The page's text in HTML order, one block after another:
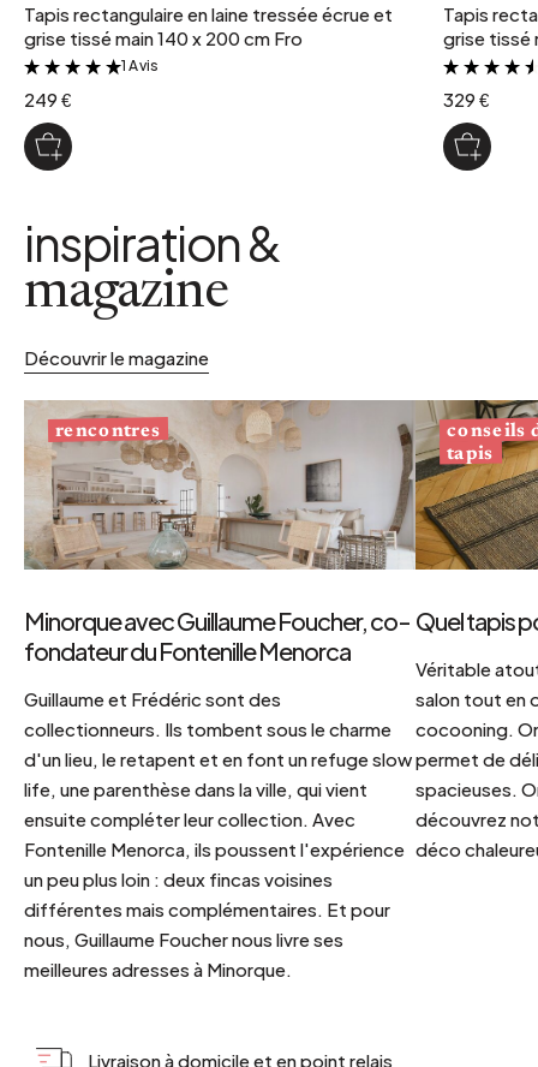
Tapis rectangulaire en laine tressée écrue et
grise tissé main 140 x 200 cm Fro
&
1 Avis
249 €
Tapis
grise tissé
329 €
inspiration &
magazine
Découvrir le magazine
rencontres
Minorque avec Guillaume Foucher, co-
fondateur du Fontenille Menorca
Guillaume et Frédéric sont des
collectionneurs. Ils tombent sous le charme
d'un lieu, le retapent et en font un refuge slow
life, une parenthèse dans la ville, qui vient
ensuite compléter leur collection. Avec
Fontenille Menorca, ils poussent l'expérience
un peu plus loin : deux fincas voisines
différentes mais complémentaires. Et pour
nous, Guillaume Foucher nous livre ses
meilleures adresses à Minorque.
conseils
tapis
Quel tapis
Véritable
salon tout en
cocooning.
permet de
spacieuses.
découvrez
déco
Livraison à domicile et en point relais